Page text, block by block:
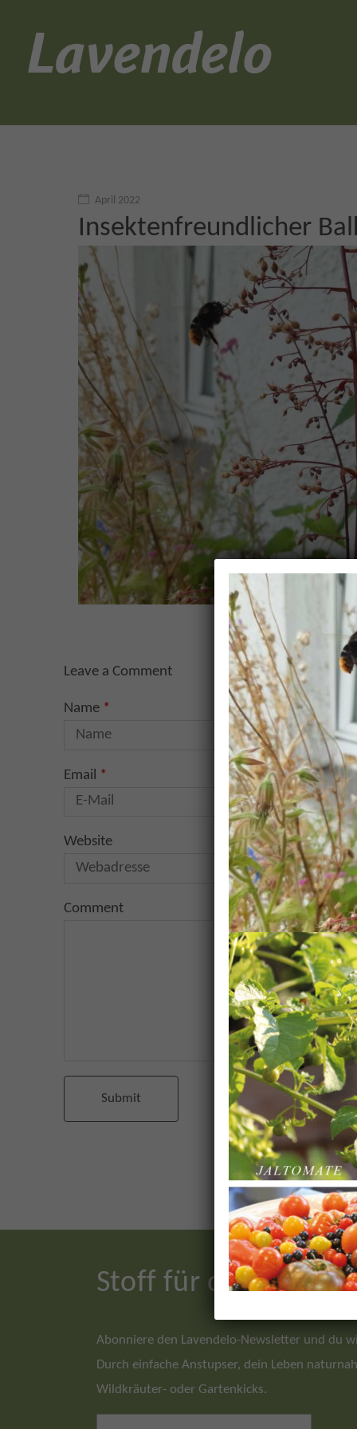
April 2022
Insektenfreundlicher
Leave a Comment
Name *
Email *
Website
Comment
Stoff für dein
Abonniere den Lavendelo-Newsletter und du
Durch einfache Anstupser, dein Leben
Wildkräuter- oder Gartenkicks.